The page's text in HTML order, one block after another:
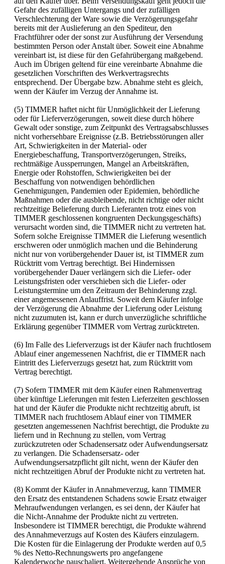
Gefahr des zufälligen Untergangs und der zufälligen
Verschlechterung der Ware sowie die Verzögerungsgefahr
bereits mit der Auslieferung an den Spediteur, den
Frachtführer oder der sonst zur Ausführung der Versendung
bestimmten Person oder Anstalt über. Soweit eine Abnahme
vereinbart ist, ist diese für den Gefahrübergang maßgebend.
Auch im Übrigen geltend für eine vereinbarte Abnahme die
gesetzlichen Vorschriften des Werkvertragsrechts
entsprechend. Der Übergabe bzw. Abnahme steht es gleich,
wenn der Käufer im Verzug der Annahme ist.
(5) TIMMER haftet nicht für Unmöglichkeit der Lieferung
oder für Lieferverzögerungen, soweit diese durch höhere
Gewalt oder sonstige, zum Zeitpunkt des Vertragsabschlusses
nicht vorhersehbare Ereignisse (z.B. Betriebsstörungen aller
Art, Schwierigkeiten in der Material- oder
Energiebeschaffung, Transportverzögerungen, Streiks,
rechtmäßige Aussperrungen, Mangel an Arbeitskräften,
Energie oder Rohstoffen, Schwierigkeiten bei der
Beschaffung von notwendigen behördlichen
Genehmigungen, Pandemien oder Epidemien, behördliche
Maßnahmen oder die ausbleibende, nicht richtige oder nicht
rechtzeitige Belieferung durch Lieferanten trotz eines von
TIMMER geschlossenen kongruenten Deckungsgeschäfts)
verursacht worden sind, die TIMMER nicht zu vertreten hat.
Sofern solche Ereignisse TIMMER die Lieferung wesentlich
erschweren oder unmöglich machen und die Behinderung
nicht nur von vorübergehender Dauer ist, ist TIMMER zum
Rücktritt vom Vertrag berechtigt. Bei Hindernissen
vorübergehender Dauer verlängern sich die Liefer- oder
Leistungsfristen oder verschieben sich die Liefer- oder
Leistungstermine um den Zeitraum der Behinderung zzgl.
einer angemessenen Anlauffrist. Soweit dem Käufer infolge
der Verzögerung die Abnahme der Lieferung oder Leistung
nicht zuzumuten ist, kann er durch unverzügliche schriftliche
Erklärung gegenüber TIMMER vom Vertrag zurücktreten.
(6) Im Falle des Lieferverzugs ist der Käufer nach fruchtlosem
Ablauf einer angemessenen Nachfrist, die er TIMMER nach
Eintritt des Lieferverzugs gesetzt hat, zum Rücktritt vom
Vertrag berechtigt.
(7) Sofern TIMMER mit dem Käufer einen Rahmenvertrag
über künftige Lieferungen mit festen Lieferzeiten geschlossen
hat und der Käufer die Produkte nicht rechtzeitig abruft, ist
TIMMER nach fruchtlosem Ablauf einer von TIMMER
gesetzten angemessenen Nachfrist berechtigt, die Produkte zu
liefern und in Rechnung zu stellen, vom Vertrag
zurückzutreten oder Schadensersatz oder Aufwendungsersatz
zu verlangen. Die Schadensersatz- oder
Aufwendungsersatzpflicht gilt nicht, wenn der Käufer den
nicht rechtzeitigen Abruf der Produkte nicht zu vertreten hat.
(8) Kommt der Käufer in Annahmeverzug, kann TIMMER
den Ersatz des entstandenen Schadens sowie Ersatz etwaiger
Mehraufwendungen verlangen, es sei denn, der Käufer hat
die Nicht-Annahme der Produkte nicht zu vertreten.
Insbesondere ist TIMMER berechtigt, die Produkte während
des Annahmeverzugs auf Kosten des Käufers einzulagern.
Die Kosten für die Einlagerung der Produkte werden auf 0,5
% des Netto-Rechnungswerts pro angefangene
Kalenderwoche pauschaliert. Weitergehende Ansprüche von